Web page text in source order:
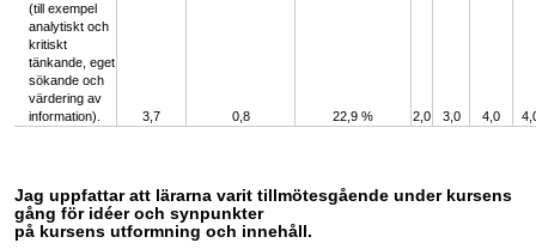
(till exempel
analytiskt och
kritiskt
tänkande, eget
sökande och
värdering av
information).
3,7 0,8 22,9 % 2,0 3,0 4,0
Jag uppfattar att lärarna varit tillmötesgående under kursens
gång för idéer och synpunkter
på kursens utformning och innehåll.